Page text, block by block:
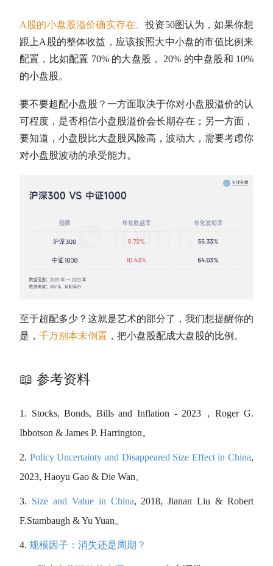
A股的小盘股溢价确实存在。投资50图认为，如果你想
跟上A股的整体收益，应该按照大中小盘的市值比例来
配置，比如配置 70% 的大盘股 ， 20% 的中盘股和 10%
的小盘股。
要不要超配小盘股？一方面取决于你对小盘股溢价的认
可程度，是否相信小盘股溢价会长期存在；另一方面，
要知道，小盘股比大盘股风险高，波动大，需要考虑你
对小盘股波动的承受能力。
至于超配多少？这就是艺术的部分了，我们想提醒你的
是， 千万别本末倒置 ，把小盘股配成大盘股的比例。
📖 参考资料
Stocks, Bonds, Bills and Inflation - 2023，Roger G.
Ibbotson & James P. Harrington。
Policy Uncertainty and Disappeared Size Effect in China,
2023, Haoyu Gao & Die Wan。
Size and Value in China, 2018, Jianan Liu & Robert
F.Stambaugh & Yu Yuan。
规模因子：消失还是周期？